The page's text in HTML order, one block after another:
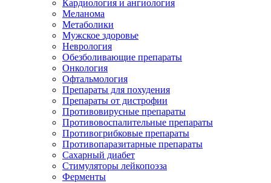
Кардиология и ангиология
Меланома
Метаболики
Мужское здоровье
Неврология
Обезболивающие препараты
Онкология
Офтальмология
Препараты для похудения
Препараты от дистрофии
Противовирусные препараты
Противовоспалительные препараты
Противогрибковые препараты
Противопаразитарные препараты
Сахарный диабет
Стимуляторы лейкопоэза
Ферменты